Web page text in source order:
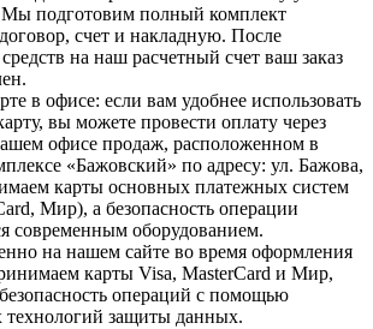
подготовим полный комплект
счет и накладную. После
на наш расчетный счет ваш заказ
в офисе: если вам удобнее использовать
вы можете провести оплату через
офисе продаж, расположенном в
«Бажовский» по адресу: ул. Бажова,
карты основных платежных систем
Мир), а безопасность операции
современным оборудованием.
на нашем сайте во время оформления
карты Visa, MasterCard и Мир,
операций с помощью
технологий защиты данных.